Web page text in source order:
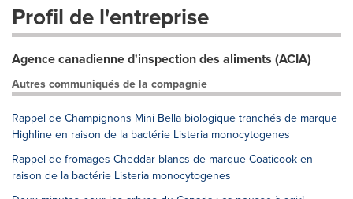
Profil de l'entreprise
Agence canadienne d'inspection des aliments (ACIA)
Autres communiqués de la compagnie
Rappel de Champignons Mini Bella biologique tranchés de marque
Highline en raison de la bactérie Listeria monocytogenes
Rappel de fromages Cheddar blancs de marque Coaticook en
raison de la bactérie Listeria monocytogenes